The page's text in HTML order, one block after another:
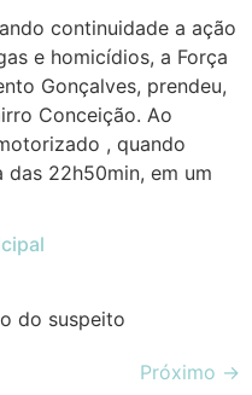
continuidade a ação
e homicídios, a Força
Gonçalves, prendeu,
Conceição. Ao
, quando
22h50min, em um
do suspeito
Próximo →